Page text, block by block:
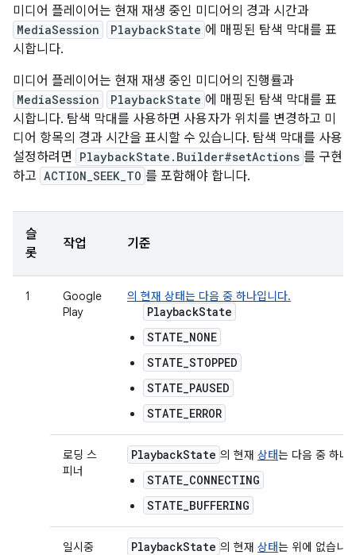
미디어 플레이어는 현재 재생 중인 미디어의 경과 시간과
MediaSession PlaybackState 에 매핑된 탐색 막대를 표
시합니다.
미디어 플레이어는 현재 재생 중인 미디어의 진행률과
MediaSession PlaybackState 에 매핑된 탐색 막대를 표
시합니다. 탐색 막대를 사용하면 사용자가 위치를 변경하고 미
디어 항목의 경과 시간을 표시할 수 있습니다. 탐색 막대를 사용
설정하려면
PlaybackState.Builder#setActions 를 구현
하고 ACTION_SEEK_TO 를 포함해야 합니다.
슬
롯
작업 기준
1
Google
Play
의 현재 상태는 다음 중 하나입니다.
PlaybackState
STATE_NONE
STATE_STOPPED
STATE_PAUSED
STATE_ERROR
로딩 스
피너
PlaybackState 의 현재 상태는 다음 중 하나
STATE_CONNECTING
STATE_BUFFERING
일시중
PlaybackState 의 현재 상태는 위에 없습니